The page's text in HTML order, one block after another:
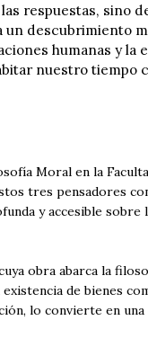
respuestas, sino
descubrimiento
humanas y
nuestro tiempo
Moral en la
tres pensadores
y accesible
obra abarca la
de bienes
lo convierte en